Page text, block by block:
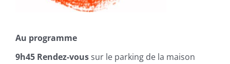
Au programme
9h45 Rendez-voussur le parking de la maison